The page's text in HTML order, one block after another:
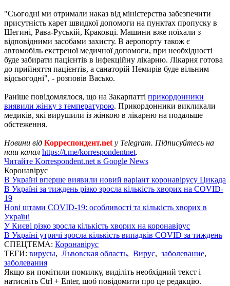
"Сьогодні ми отримали наказ від міністерства забезпечити
присутність карет швидкої допомоги на пунктах пропуску в
Шегині, Рава-Руській, Краковці. Машини вже поїхали з
відповідними засобами захисту. В аеропорту також є
автомобіль екстреної медичної допомоги, при необхідності
буде забирати пацієнтів в інфекційну лікарню. Лікарня готова
до прийняття пацієнтів, а санаторій Немирів буде вільним
відсьогодні", - розповів Васько.
Раніше повідомлялося, що на Закарпатті прикордонники
виявили жінку з температурою. Прикордонники викликали
медиків, які вирушили із жінкою в лікарню на подальше
обстеження.
Новини від Корреспондент.net у Telegram. Підписуйтесь на
наш канал https://t.me/korrespondentnet.
Читайте Korrespondent.net в Google News
Коронавірус
В Україні вперше виявили новий варіант коронавірусу Цикада
В Україні за тиждень різко зросла кількість хворих на COVID-
19
Нові штами COVID-19: особливості та кількість хворих в
Україні
У Києві різко зросла кількість хворих на коронавірус
В Україні утричі зросла кількість випадків COVID за тиждень
СПЕЦТЕМА: Коронавірус
ТЕГИ: вирусы, Львовская область, Вирус, заболевание,
заболевания
Якщо ви помітили помилку, виділіть необхідний текст і
натисніть Ctrl + Enter, щоб повідомити про це редакцію.